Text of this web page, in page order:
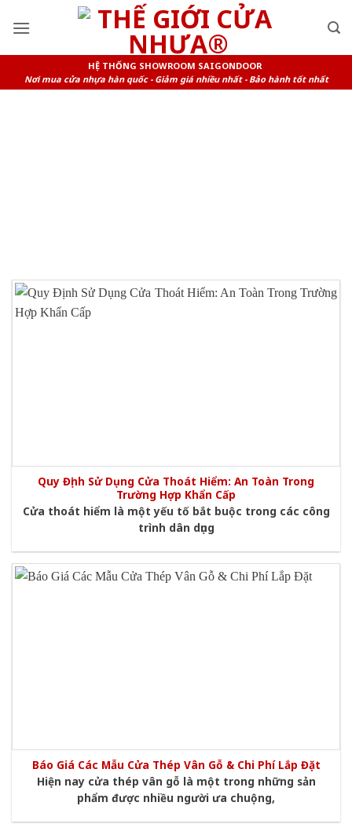
HỆ THỐNG SHOWROOM SAIGONDOOR
Nơi mua cửa nhựa hàn quốc - Giảm giá nhiều nhất - Bảo hành tốt nhất
Quy Định Sử Dụng Cửa Thoát Hiểm: An Toàn Trong
Trường Hợp Khẩn Cấp
Cửa thoát hiểm là một yếu tố bắt buộc trong các công
trình dân dụng
Báo Giá Các Mẫu Cửa Thép Vân Gỗ & Chi Phí Lắp Đặt
Hiện nay cửa thép vân gỗ là một trong những sản
phẩm được nhiều người ưa chuộng,